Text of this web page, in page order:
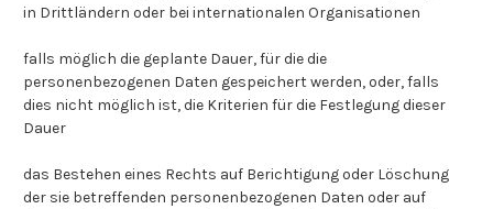
in Drittländern oder bei internationalen Organisationen
falls möglich die geplante Dauer, für die die
personenbezogenen Daten gespeichert werden, oder, falls
dies nicht möglich ist, die Kriterien für die Festlegung dieser
Dauer
das Bestehen eines Rechts auf Berichtigung oder Löschung
der sie betreffenden personenbezogenen Daten oder auf